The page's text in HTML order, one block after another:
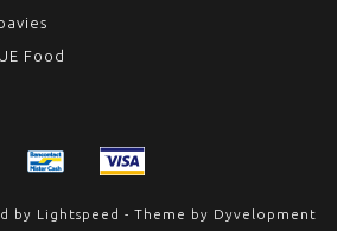
Food
by Lightspeed - Theme by Dyvelopment